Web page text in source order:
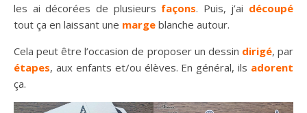
les ai décorées de plusieurs façons. Puis, j’ai découpé
tout ça en laissant une marge blanche autour.
Cela peut être l’occasion de proposer un dessin dirigé, par
étapes, aux enfants et/ou élèves. En général, ils adorent
ça.